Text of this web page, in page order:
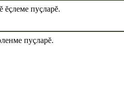
ĕçлеме пуçларĕ.
пуçларĕ.